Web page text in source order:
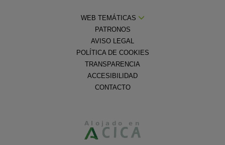
WEB TEMÁTICAS
PATRONOS
AVISO LEGAL
POLÍTICA DE COOKIES
TRANSPARENCIA
ACCESIBILIDAD
CONTACTO